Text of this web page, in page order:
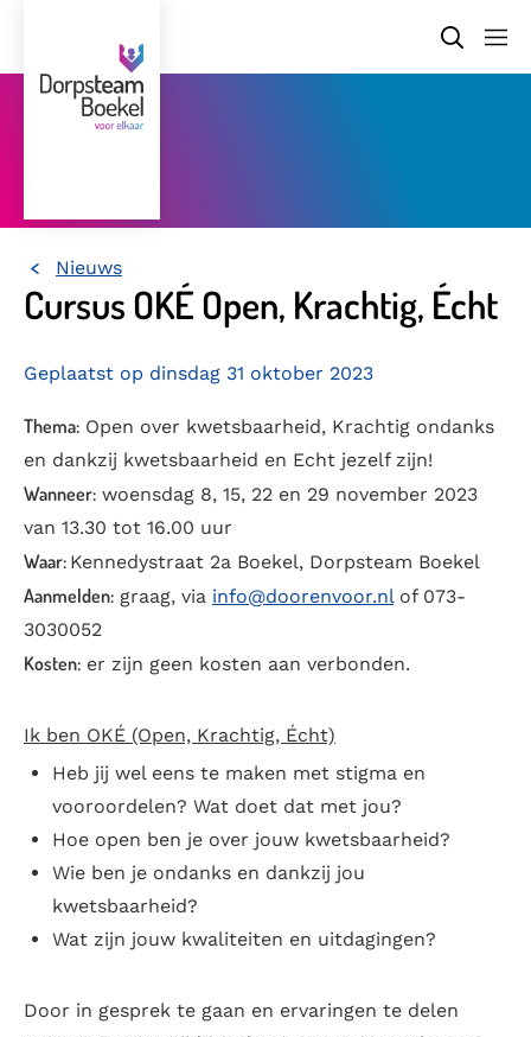
HomeNieuws
Cursus OKÉ Open, Krachtig, Écht
Geplaatst op dinsdag 31 oktober 2023
Thema: Open over kwetsbaarheid, Krachtig ondanks
en dankzij kwetsbaarheid en Echt jezelf zijn!
Wanneer: woensdag 8, 15, 22 en 29 november 2023
van 13.30 tot 16.00 uur
Waar: Kennedystraat 2a Boekel, Dorpsteam Boekel
Aanmelden: graag, via info@doorenvoor.nlof 073-
3030052
Kosten: er zijn geen kosten aan verbonden.
Ik ben OKÉ (Open, Krachtig, Écht)
Heb jij wel eens te maken met stigma en
vooroordelen? Wat doet dat met jou?
Hoe open ben je over jouw kwetsbaarheid?
Wie ben je ondanks en dankzij jou
kwetsbaarheid?
Wat zijn jouw kwaliteiten en uitdagingen?
Door in gesprek te gaan en ervaringen te delen